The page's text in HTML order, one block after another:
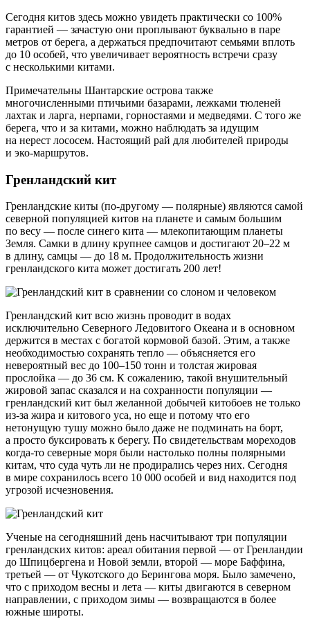
Сегодня китов здесь можно увидеть практически со 100%
гарантией — зачастую они проплывают буквально в паре
метров от берега, а держаться предпочитают семьями вплоть
до 10 особей, что увеличивает вероятность встречи сразу
с несколькими китами.
Примечательны Шантарские острова также
многочисленными птичьими базарами, лежками тюленей
лахтак и ларга, нерпами, горностаями и медведями. С того же
берега, что и за китами, можно наблюдать за идущим
на нерест лососем. Настоящий рай для любителей природы
и эко-маршрутов.
Гренландский кит
Гренландские киты (по-другому — полярные) являются самой
северной популяцией китов на планете и самым большим
по весу — после синего кита — млекопитающим планеты
Земля. Самки в длину крупнее самцов и достигают 20–22 м
в длину, самцы — до 18 м. Продолжительность жизни
гренландского кита может достигать 200 лет!
Гренландский кит всю жизнь проводит в водах
исключительно Северного Ледовитого Океана и в основном
держится в местах с богатой кормовой базой. Этим, а также
необходимостью сохранять тепло — объясняется его
невероятный вес до 100–150 тонн и толстая жировая
прослойка — до 36 см. К сожалению, такой внушительный
жировой запас сказался и на сохранности популяции —
гренландский кит был желанной добычей китобоев не только
из-за жира и китового уса, но еще и потому что его
нетонущую тушу можно было даже не подминать на борт,
а просто буксировать к берегу. По свидетельствам мореходов
когда-то северные моря были настолько полны полярными
китам, что суда чуть ли не продирались через них. Сегодня
в мире сохранилось всего 10 000 особей и вид находится под
угрозой исчезновения.
Ученые на сегодняшний день насчитывают три популяции
гренландских китов: ареал обитания первой — от Гренландии
до Шпицбергена и Новой земли, второй — море Баффина,
третьей — от Чукотского до Берингова моря. Было замечено,
что с приходом весны и лета — киты двигаются в северном
направлении, с приходом зимы — возвращаются в более
южные широты.